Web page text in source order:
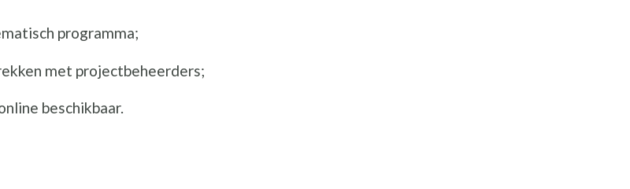
programma;
met projectbeheerders;
beschikbaar.